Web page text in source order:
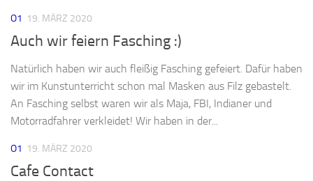
O1 19. MÄRZ 2020
Auch wir feiern Fasching :)
Natürlich haben wir auch fleißig Fasching gefeiert. Dafür haben
wir im Kunstunterricht schon mal Masken aus Filz gebastelt.
An Fasching selbst waren wir als Maja, FBI, Indianer und
Motorradfahrer verkleidet! Wir haben in der...
O1 19. MÄRZ 2020
Cafe Contact